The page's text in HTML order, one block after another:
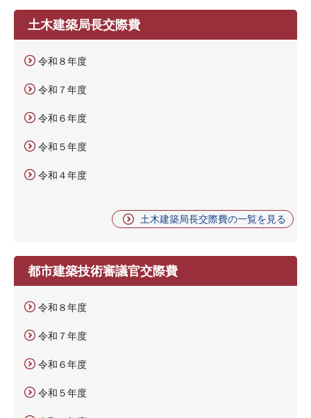
土木建築局長交際費
令和８年度
令和７年度
令和６年度
令和５年度
令和４年度
土木建築局長交際費の一覧を見る
都市建築技術審議官交際費
令和８年度
令和７年度
令和６年度
令和５年度